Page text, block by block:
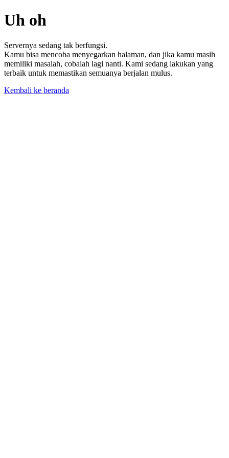
Uh oh
Servernya sedang tak berfungsi.
Kamu bisa mencoba menyegarkan halaman, dan jika kamu masih
memiliki masalah, cobalah lagi nanti. Kami sedang lakukan yang
terbaik untuk memastikan semuanya berjalan mulus.
Kembali ke beranda